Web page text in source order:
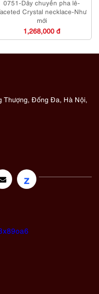
0751-Dây chuyền pha lê-
Crystal necklace-Như
mới
1,268,000 đ
Thượng, Đống Đa, Hà Nội,
z